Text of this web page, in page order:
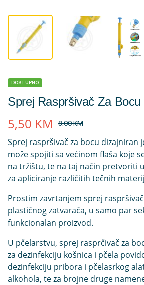
DOSTUPNO
Sprej Raspršivač Za Bocu
8,00KM
5,50 KM
Sprej raspršivač za bocu dizajniran
može spojiti sa većinom flaša koje
na tržištu, te na taj način pretvoriti
za apliciranje različitih tečnih
Prostim zavrtanjem sprej
plastičnog zatvarača, u samo par
funkcionalan proizvod.
U pčelarstvu, sprej rasprčivač za
za dezinfekciju košnica i pčela
dezinfekciju pribora i pčelasrkog
alkohola, te za brojne druge